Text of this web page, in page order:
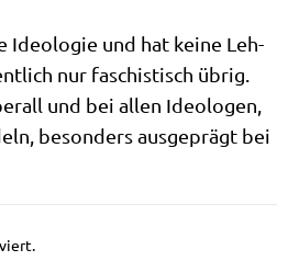
Ideo­lo­gie und hat kei­ne Leh­
nur faschi­stisch übrig.
und bei allen Ideo­lo­gen,
beson­ders aus­ge­prägt bei